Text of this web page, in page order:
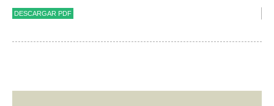
DESCARGAR PDF